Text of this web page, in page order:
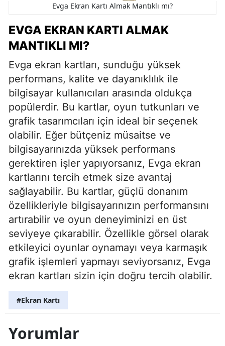
Evga Ekran Kartı Almak Mantıklı mı?
EVGA EKRAN KARTI ALMAK
MANTIKLI MI?
Evga ekran kartları, sunduğu yüksek
performans, kalite ve dayanıklılık ile
bilgisayar kullanıcıları arasında oldukça
popülerdir. Bu kartlar, oyun tutkunları ve
grafik tasarımcıları için ideal bir seçenek
olabilir. Eğer bütçeniz müsaitse ve
bilgisayarınızda yüksek performans
gerektiren işler yapıyorsanız, Evga ekran
kartlarını tercih etmek size avantaj
sağlayabilir. Bu kartlar, güçlü donanım
özellikleriyle bilgisayarınızın performansını
artırabilir ve oyun deneyiminizi en üst
seviyeye çıkarabilir. Özellikle görsel olarak
etkileyici oyunlar oynamayı veya karmaşık
grafik işlemleri yapmayı seviyorsanız, Evga
ekran kartları sizin için doğru tercih olabilir.
#Ekran Kartı
Yorumlar